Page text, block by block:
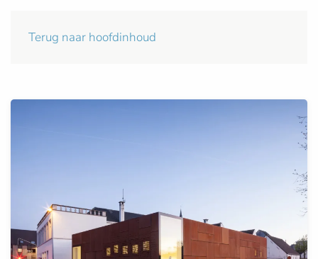
Terug naar hoofdinhoud